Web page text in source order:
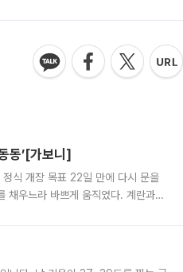
동’[가보니]
식 개장 목표 22일 만에 다시 문을
채우느라 바쁘게 움직였다. 계란과